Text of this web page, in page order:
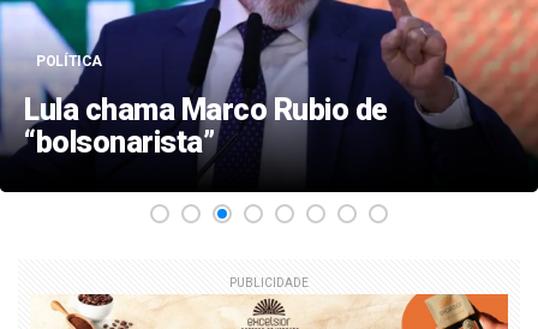
POLÍTICA
Lula chama Marco Rubio de
“bolsonarista”
PUBLICIDADE